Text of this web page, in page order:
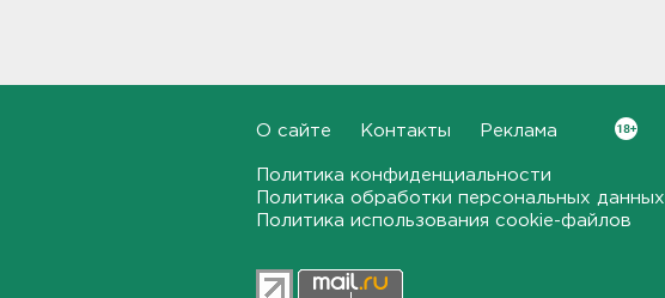
находят грибы и ягоды в лесу
Ученые пришли к выводу, что
дача или проживание рядом с
парком спасает от этой
О сайте Контакты Реклама
Политика конфиденциальности
Политика обработки персональных данных
Политика использования cookie-файлов